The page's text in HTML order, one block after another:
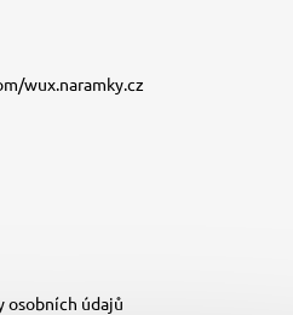
wux.naramky.cz
osobních údajů